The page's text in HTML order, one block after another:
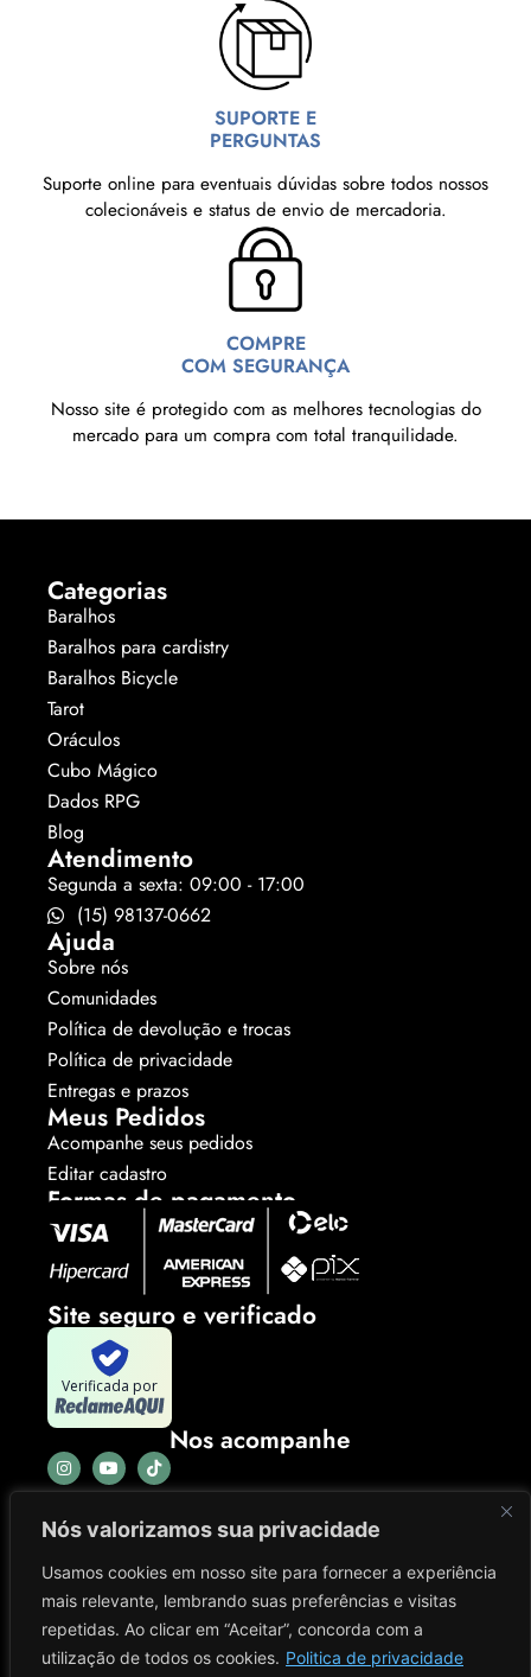
Nós valorizamos sua privacidade
Usamos cookies em nosso site para fornecer a experiência
mais relevante, lembrando suas preferências e visitas
repetidas. Ao clicar em “Aceitar”, concorda com a
utilização de todos os cookies. Politica de privacidade
SUPORTE E
PERGUNTAS
Suporte online para eventuais dúvidas sobre todos nossos
colecionáveis e status de envio de mercadoria.
COMPRE
COM SEGURANÇA
Nosso site é protegido com as melhores tecnologias do
mercado para um compra com total tranquilidade.
Categorias
Baralhos
Baralhos para cardistry
Baralhos Bicycle
Tarot
Oráculos
Cubo Mágico
Dados RPG
Blog
Atendimento
Segunda a sexta: 09:00 - 17:00
(15) 98137-0662
Ajuda
Sobre nós
Comunidades
Política de devolução e trocas
Política de privacidade
Entregas e prazos
Meus Pedidos
Acompanhe seus pedidos
Editar cadastro
Formas de pagamento
Site seguro e verificado
Verificada por
Nos acompanhe